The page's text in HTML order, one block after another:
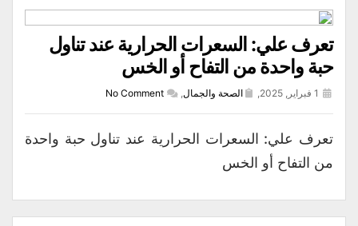
تعرف علي: السعرات الحرارية عند تناول
حبة واحدة من التفاح أو الخس
الصحة والجمال No Comment
تعرف علي: السعرات الحرارية عند تناول حبة واحدة
من التفاح أو الخس